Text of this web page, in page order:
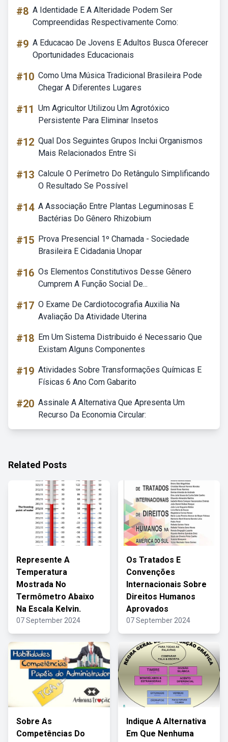
#8 A Identidade E A Alteridade Podem Ser
Compreendidas Respectivamente Como:
#9 A Educacao De Jovens E Adultos Busca Oferecer
Oportunidades Educacionais
#10 Como Uma Música Tradicional Brasileira Pode
Chegar A Diferentes Lugares
#11 Um Agricultor Utilizou Um Agrotóxico
Persistente Para Eliminar Insetos
#12 Qual Dos Seguintes Grupos Inclui Organismos
Mais Relacionados Entre Si
#13 Calcule O Perímetro Do Retângulo Simplificando
O Resultado Se Possível
#14 A Associação Entre Plantas Leguminosas E
Bactérias Do Gênero Rhizobium
#15 Prova Presencial 1º Chamada - Sociedade
Brasileira E Cidadania Unopar
#16 Os Elementos Constitutivos Desse Gênero
Cumprem A Função Social De...
#17 O Exame De Cardiotocografia Auxilia Na
Avaliação Da Atividade Uterina
#18 Em Um Sistema Distribuido é Necessario Que
Existam Alguns Componentes
#19 Atividades Sobre Transformações Químicas E
Físicas 6 Ano Com Gabarito
#20 Assinale A Alternativa Que Apresenta Um
Recurso Da Economia Circular:
Related Posts
Represente A
Temperatura
Mostrada No
Termômetro Abaixo
Na Escala Kelvin.
07 September 2024
Os Tratados E
Convenções
Internacionais Sobre
Direitos Humanos
Aprovados
07 September 2024
Sobre As
Competências Do
Indique A Alternativa
Em Que Nenhuma